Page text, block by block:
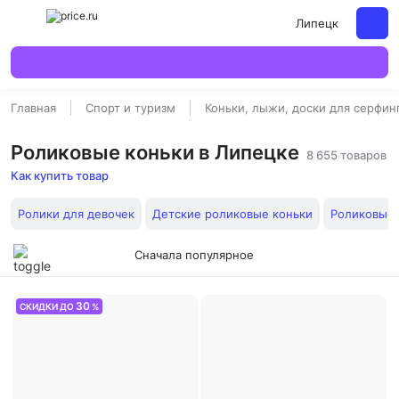
Липецк
Главная Спорт и туризм Коньки, лыжи, доски для
Роликовые коньки в Липецке 8 655 товаров
Как купить товар
Ролики для девочек Детские роликовые коньки Роликовые
Сначала популярное
СКИДКИ ДО 30 %